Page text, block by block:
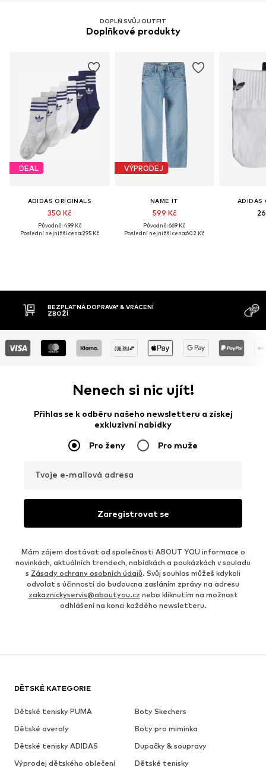
DOPLŇ SVŮJ OUTFIT
Doplňkové produkty
DEAL
ADIDAS ORIGINALS
350 Kč
Původně: 499 Kč
Poslední nejnižší cena:295 Kč
VÝPRODEJ
NAME IT
599 Kč
Původně: 669 Kč
Poslední nejnižší cena:602 Kč
ADIDAS
DOBÍRKA
DNŮ
Nenech si nic ujít!
Přihlas se k odběru našeho newsletteru a získej
exkluzivní nabídky
Pro ženy Pro muže
Tvoje e-mailová adresa
Zaregistrovat se
Mám zájem dostávat od společnosti ABOUT YOU informace o
novinkách, aktuálních trendech, nabídkách a poukázkách v souladu
s Zásady ochrany osobních údajů. Svůj souhlas můžeš kdykoli
odvolat s účinností do budoucna zasláním zprávy na adresu
zakaznickyservis@aboutyou.cz nebo kliknutím na možnost
odhlášení na konci každého newsletteru.
DĚTSKÉ KATEGORIE
Dětské tenisky PUMA
Boty Skechers
Dětské overaly
Boty pro miminka
Dětské tenisky ADIDAS
Dupačky & soupravy
Výprodej dětského oblečení
Dětské tenisky